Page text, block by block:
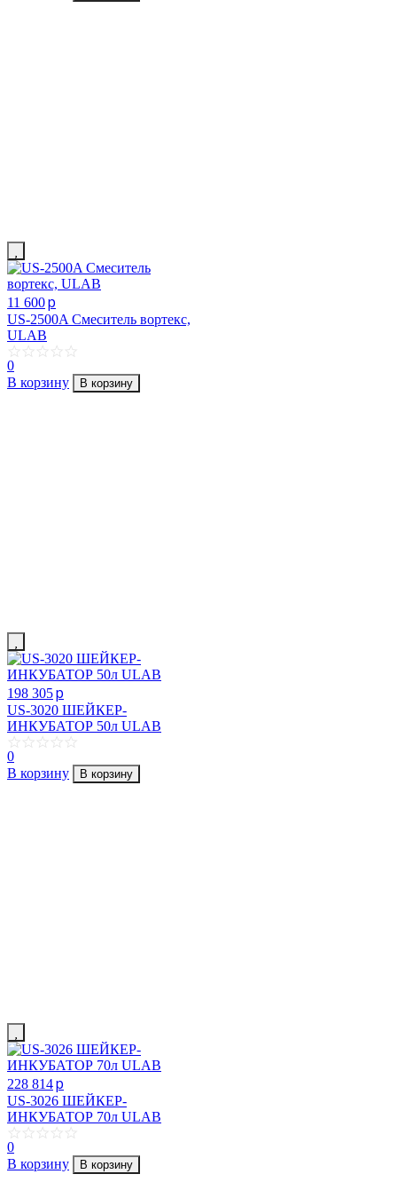
11 600p
US-2500A Смеситель вортекс,
ULAB
0
В корзину
В корзину
198 305p
US-3020 ШЕЙКЕР-
ИНКУБАТОР 50л ULAB
0
В корзину
В корзину
228 814p
US-3026 ШЕЙКЕР-
ИНКУБАТОР 70л ULAB
0
В корзину
В корзину